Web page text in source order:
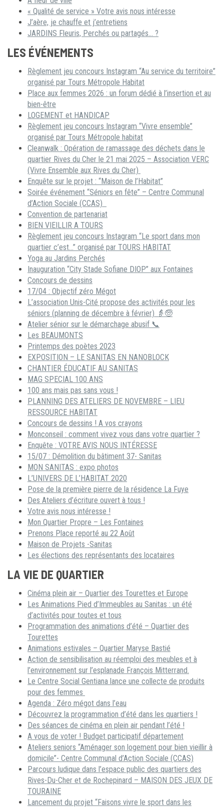
« Qualité de service » Votre avis nous intéresse
J’aère, je chauffe et j’entretiens
JARDINS Fleuris, Perchés ou partagés… ?
LES ÉVÉNEMENTS
Règlement jeu concours Instagram “Au service du territoire”
organisé par Tours Métropole Habitat
Place aux femmes 2026 : un forum dédié à l’insertion et au
bien-être
LOGEMENT et HANDICAP
Règlement jeu concours Instagram “Vivre ensemble”
organisé par Tours Métropole habitat
Cleanwalk : Opération de ramassage des déchets dans le
quartier Rives du Cher le 21 mai 2025 – Association VERC
(Vivre Ensemble aux Rives du Cher)
Enquête sur le projet : “Maison de l’Habitat”
Soirée événement “Séniors en fête” – Centre Communal
d’Action Sociale (CCAS)
Convention de partenariat
BIEN VIEILLIR A TOURS
Règlement jeu concours Instagram “Le sport dans mon
quartier c’est…” organisé par TOURS HABITAT
Yoga au Jardins Perchés
Inauguration “City Stade Sofiane DIOP” aux Fontaines
Concours de dessins
17/04 : Objectif zéro Mégot
L’association Unis-Cité propose des activités pour les
séniors (planning de décembre à février) 👵🧓
Atelier sénior sur le démarchage abusif 📞
Les BEAUMONTS
Printemps des poètes 2023
EXPOSITION – LE SANITAS EN NANOBLOCK
CHANTIER ÉDUCATIF AU SANITAS
MAG SPECIAL 100 ANS
100 ans mais pas sans vous !
PLANNING DES ATELIERS DE NOVEMBRE – LIEU
RESSOURCE HABITAT
Concours de dessins ! A vos crayons
Monconseil : comment vivez vous dans votre quartier ?
Enquête : VOTRE AVIS NOUS INTÉRESSE
15/07 : Démolition du bâtiment 37- Sanitas
MON SANITAS : expo photos
L’UNIVERS DE L’HABITAT 2020
Pose de la première pierre de la résidence La Fuye
Des Ateliers d’écriture ouvert à tous !
Votre avis nous intéresse !
Mon Quartier Propre – Les Fontaines
Prenons Place reporté au 22 Août
Maison de Projets -Sanitas
Les élections des représentants des locataires
LA VIE DE QUARTIER
Cinéma plein air – Quartier des Tourettes et Europe
Les Animations Pied d’Immeubles au Sanitas : un été
d’activités pour toutes et tous
Programmation des animations d’été – Quartier des
Tourettes
Animations estivales – Quartier Maryse Bastié
Action de sensibilisation au réemploi des meubles et à
l’environnement sur l’esplanade François Mitterrand.
Le Centre Social Gentiana lance une collecte de produits
pour des femmes
Agenda : Zéro mégot dans l’eau
Découvrez la programmation d’été dans les quartiers !
Des séances de cinéma en plein air pendant l’été !
A vous de voter ! Budget participatif département
Ateliers seniors “Aménager son logement pour bien vieillir à
domicile”- Centre Communal d’Action Sociale (CCAS)
Parcours ludique dans l’espace public des quartiers des
Rives-Du-Cher et de Rochepinard – MAISON DES JEUX DE
TOURAINE
Lancement du projet “Faisons vivre le sport dans les